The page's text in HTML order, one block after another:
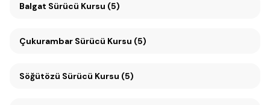
Balgat Sürücü Kursu (5)
Çukurambar Sürücü Kursu (5)
Söğütözü Sürücü Kursu (5)